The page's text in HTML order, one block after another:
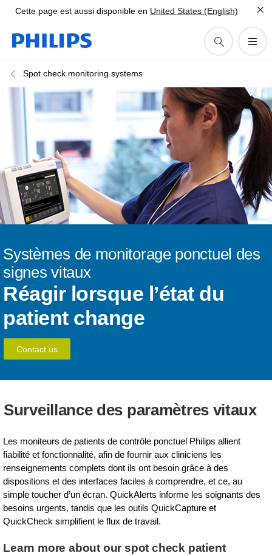
Cette page est aussi disponible en United States (English)
Spot check monitoring systems
Systèmes de monitorage ponctuel des
signes vitaux
Réagir lorsque l’état du
patient change
Contact us
Surveillance des paramètres vitaux
Les moniteurs de patients de contrôle ponctuel Philips allient
fiabilité et fonctionnalité, afin de fournir aux cliniciens les
renseignements complets dont ils ont besoin grâce à des
dispositions et des interfaces faciles à comprendre, et ce, au
simple toucher d’un écran. QuickAlerts informe les soignants des
besoins urgents, tandis que les outils QuickCapture et
QuickCheck simplifient le flux de travail.
Learn more about our spot check patient